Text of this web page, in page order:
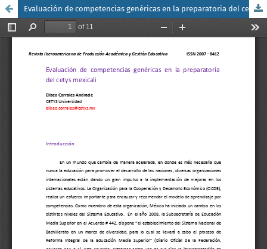
Evaluación de competencias genéricas en la preparatoria del cetys mexicali